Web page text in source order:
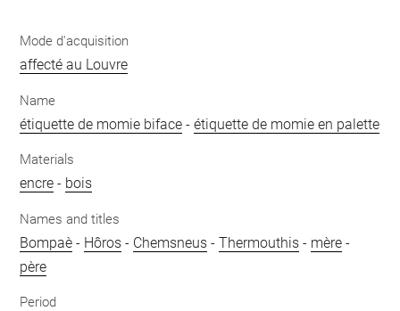
Mode d'acquisition
affecté au Louvre
Name
étiquette de momie biface -étiquette de momie en palette
Materials
encre - bois
Names and titles
Bompaè - Hôros - Chemsneus -Thermouthis - mère -
père
Period